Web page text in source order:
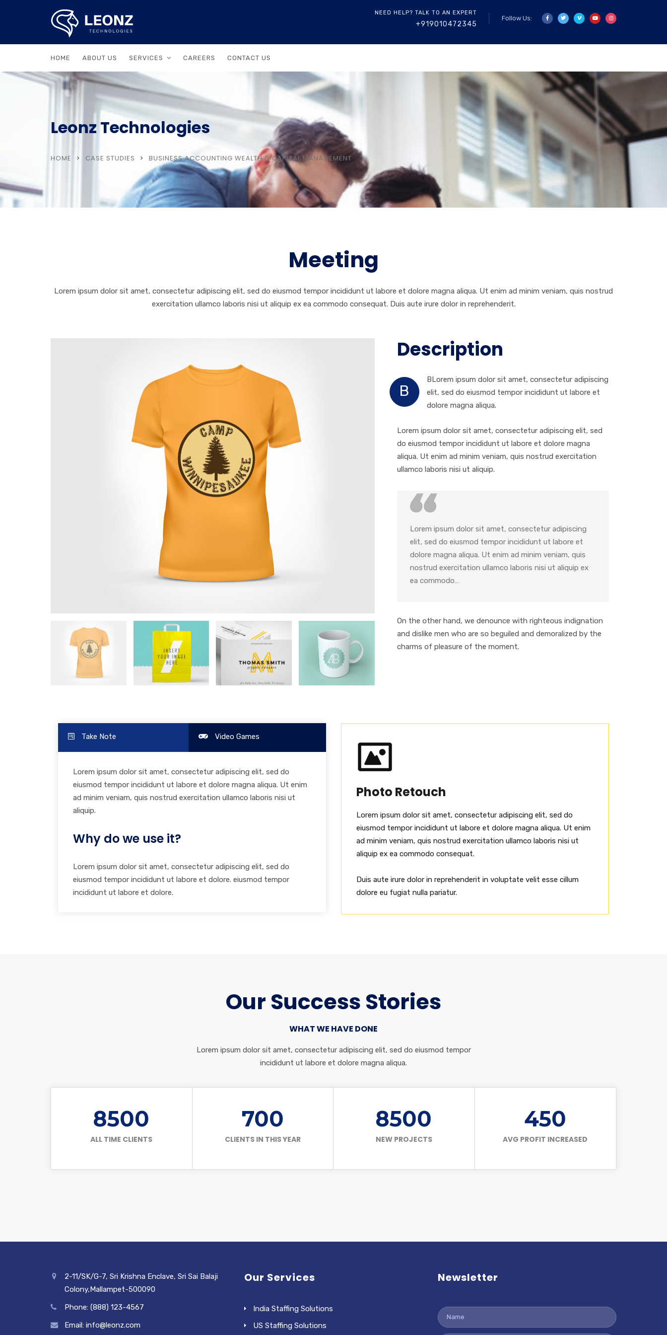
NEED HELP? TALK TO AN EXPERT
+919010472345
Follow Us:
HOME ABOUT US SERVICES CAREERS CONTACT US
Leonz Technologies
HOME CASE STUDIES BUSINESS ACCOUNTING WEALTH & CAPITAL MANAGEMENT
Meeting
Lorem ipsum dolor sit amet, consectetur adipiscing elit, sed do eiusmod tempor incididunt ut labore et dolore magna aliqua. Ut enim ad minim veniam, quis nostrud
exercitation ullamco laboris nisi ut aliquip ex ea commodo consequat. Duis aute irure dolor in reprehenderit.
Description
B
BLorem ipsum dolor sit amet, consectetur adipiscing
elit, sed do eiusmod tempor incididunt ut labore et
dolore magna aliqua.
Lorem ipsum dolor sit amet, consectetur adipiscing elit, sed
do eiusmod tempor incididunt ut labore et dolore magna
aliqua. Ut enim ad minim veniam, quis nostrud exercitation
ullamco laboris nisi ut aliquip.
Lorem ipsum dolor sit amet, consectetur adipiscing
elit, sed do eiusmod tempor incididunt ut labore et
dolore magna aliqua. Ut enim ad minim veniam, quis
nostrud exercitation ullamco laboris nisi ut aliquip ex
ea commodo…
On the other hand, we denounce with righteous indignation
and dislike men who are so beguiled and demoralized by the
charms of pleasure of the moment.
Take Note Video Games
Lorem ipsum dolor sit amet, consectetur adipiscing elit, sed do
eiusmod tempor incididunt ut labore et dolore magna aliqua. Ut enim
ad minim veniam, quis nostrud exercitation ullamco laboris nisi ut
aliquip.
Why do we use it?
Lorem ipsum dolor sit amet, consectetur adipiscing elit, sed do
eiusmod tempor incididunt ut labore et dolore. eiusmod tempor
incididunt ut labore et dolore.
Photo Retouch
Lorem ipsum dolor sit amet, consectetur adipiscing elit, sed do
eiusmod tempor incididunt ut labore et dolore magna aliqua. Ut enim
ad minim veniam, quis nostrud exercitation ullamco laboris nisi ut
aliquip ex ea commodo consequat.
Duis aute irure dolor in reprehenderit in voluptate velit esse cillum
dolore eu fugiat nulla pariatur.
Our Success Stories
WHAT WE HAVE DONE
Lorem ipsum dolor sit amet, consectetur adipiscing elit, sed do eiusmod tempor
incididunt ut labore et dolore magna aliqua.
8500
ALL TIME CLIENTS
700
CLIENTS IN THIS YEAR
8500
NEW PROJECTS
450
AVG PROFIT INCREASED
2-11/SK/G-7, Sri Krishna Enclave, Sri Sai Balaji
Colony,Mallampet-500090
Phone: (888) 123-4567
Email: info@leonz.com
Our Services
India Staffing Solutions
US Staffing Solutions
Newsletter